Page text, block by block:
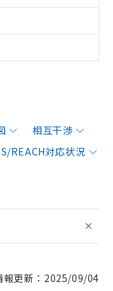
相互干渉
REACH対応状況
報更新：2025/09/04